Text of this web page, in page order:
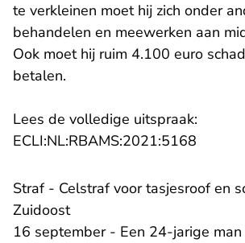
te verkleinen moet hij zich onder
behandelen en meewerken aan
Ook moet hij ruim 4.100 euro
betalen.
Lees de volledige uitspraak:
ECLI:NL:RBAMS:2021:5168
Straf - Celstraf voor tasjesroof en
Zuidoost
16 september - Een 24-jarige